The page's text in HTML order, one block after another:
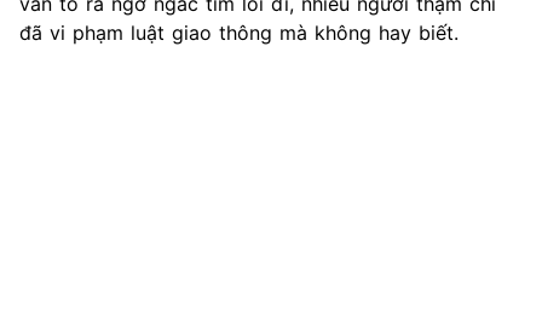
đã vi phạm luật giao thông mà không hay biết.